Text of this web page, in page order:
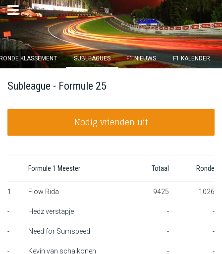
×
12d :
Inloggen
Klassement
Ronde klassement
KLASSEMENT SUBLEAGUES F1 NIEUWS F1 KALENDER
Subleague - Formule 25
Nodig vrienden uit
Formule 1 Meester Totaal Ronde
1 Flow Rida 9425 1026
- Hedz verstapje - -
- Need for Sumspeed - -
- Kevin van schaikonen - -